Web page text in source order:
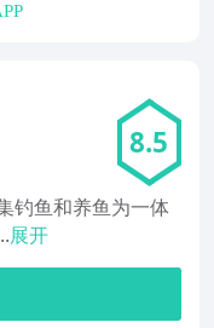
8.5
钓鱼和养鱼为一体
展开